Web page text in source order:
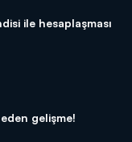
ile hesaplaşması
gelişme!